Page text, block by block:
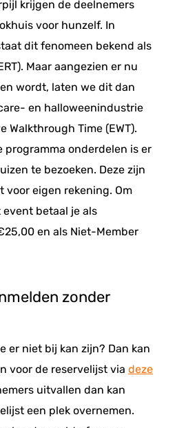
krijgen de deelnemers
voor hunzelf. In
dit fenomeen bekend als
Maar aangezien er nu
wordt, laten we dit dan
en halloweenindustrie
Walkthrough Time (EWT).
programma onderdelen is er
te bezoeken. Deze zijn
voor eigen rekening. Om
betaal je als
en als Niet-Member
zonder
er niet bij kan zijn? Dan kan
voor de reservelijst via deze
uitvallen dan kan
een plek overnemen.